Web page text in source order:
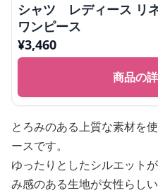
シャツ レディース リ
ワンピース
¥3,460
商品の
とろみのある上質な素材を
ースです。
ゆったりとしたシルエット
み感のある生地が女性らし